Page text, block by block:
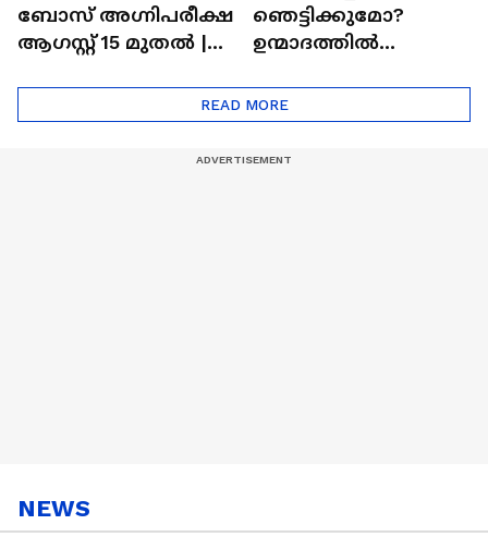
ബോസ് അഗ്നിപരീക്ഷ
ആഗസ്റ്റ് 15 മുതൽ |
ഞെട്ടിക്കുമോ?
ഉന്മാദത്തിൽ
ന്ത്?| Unmadham
Movie| Kunchacko
READ MORE
NEWS